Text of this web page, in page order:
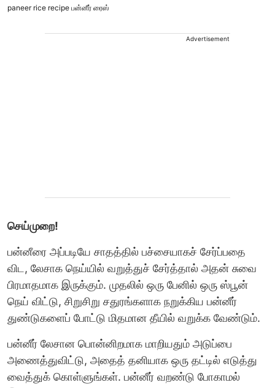
paneer rice recipe பன்னீர் ரைஸ்
Advertisement
செய்முறை!
பன்னீரை அப்படியே சாதத்தில் பச்சையாகச் சேர்ப்பதை
விட, லேசாக நெய்யில் வறுத்துச் சேர்த்தால் அதன் சுவை
பிரமாதமாக இருக்கும். முதலில் ஒரு பேனில் ஒரு ஸ்பூன்
நெய் விட்டு, சிறுசிறு சதுரங்களாக நறுக்கிய பன்னீர்
துண்டுகளைப் போட்டு மிதமான தீயில் வறுக்க வேண்டும்.
பன்னீர் லேசான பொன்னிறமாக மாறியதும் அடுப்பை
அணைத்துவிட்டு, அதைத் தனியாக ஒரு தட்டில் எடுத்து
வைத்துக் கொள்ளுங்கள். பன்னீர் வறண்டு போகாமல்